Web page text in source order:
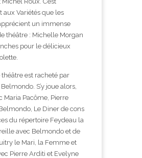
aux Variétés que les
un immense
théâtre : Michelle Morgan
pour le délicieux
théâtre est racheté par
S’y joue alors,
Maria Pacôme, Pierre
Le Diner de cons
du répertoire Feydeau la
avec Belmondo et de
le Mari, la Femme et
Pierre Arditi et Evelyne